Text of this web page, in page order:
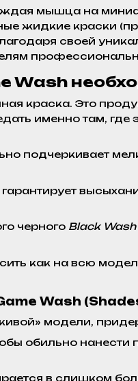
мышца на
жидкие краски
своей
Wash
краска. Это
именно там,
подчеркивает
черного Black Wash
как на всю
Wash
модели,
обильно
в слишком